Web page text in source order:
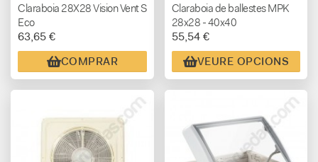
Claraboia 28X28 Vision Vent S
Eco
63,65 €
COMPRAR
Claraboia de ballestes MPK
28x28 - 40x40
55,54 €
VEURE OPCIONS